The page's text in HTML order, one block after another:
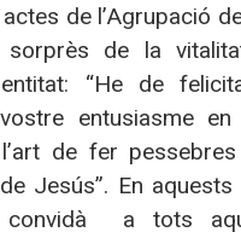
de l’Agrupació
sorprès de la
entitat: “He de
entusiasme en
de fer
Jesús”. En
convidà a tots